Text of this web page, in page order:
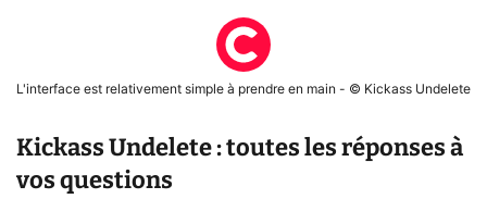
L'interface est relativement simple à prendre en main - © Kickass Undelete
Kickass Undelete : toutes les réponses à
vos questions